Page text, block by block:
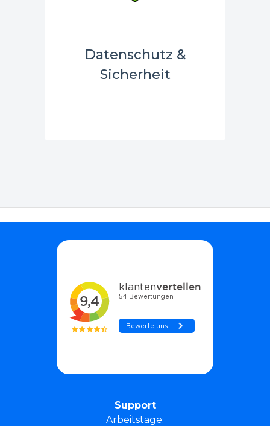
Datenschutz &
Sicherheit
Support
Arbeitstage: